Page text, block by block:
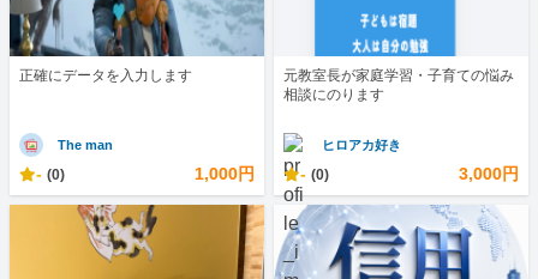
正確にデータを入力します
The man
- (0) 1,000円
元教室長が家庭学習・子育ての悩み
相談にのります
ヒロアカ好き
- (0) 3,000円